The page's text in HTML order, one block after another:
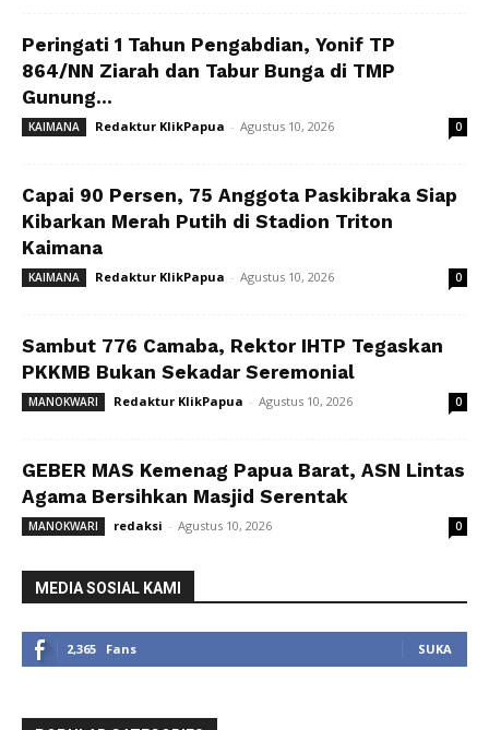
Peringati 1 Tahun Pengabdian, Yonif TP
864/NN Ziarah dan Tabur Bunga di TMP
Gunung...
KAIMANA Redaktur KlikPapua - Agustus 10, 2026 0
Capai 90 Persen, 75 Anggota Paskibraka Siap
Kibarkan Merah Putih di Stadion Triton
Kaimana
KAIMANA Redaktur KlikPapua - Agustus 10, 2026 0
Sambut 776 Camaba, Rektor IHTP Tegaskan
PKKMB Bukan Sekadar Seremonial
MANOKWARI Redaktur KlikPapua - Agustus 10, 2026 0
GEBER MAS Kemenag Papua Barat, ASN Lintas
Agama Bersihkan Masjid Serentak
MANOKWARI redaksi - Agustus 10, 2026 0
MEDIA SOSIAL KAMI
2,365 Fans SUKA